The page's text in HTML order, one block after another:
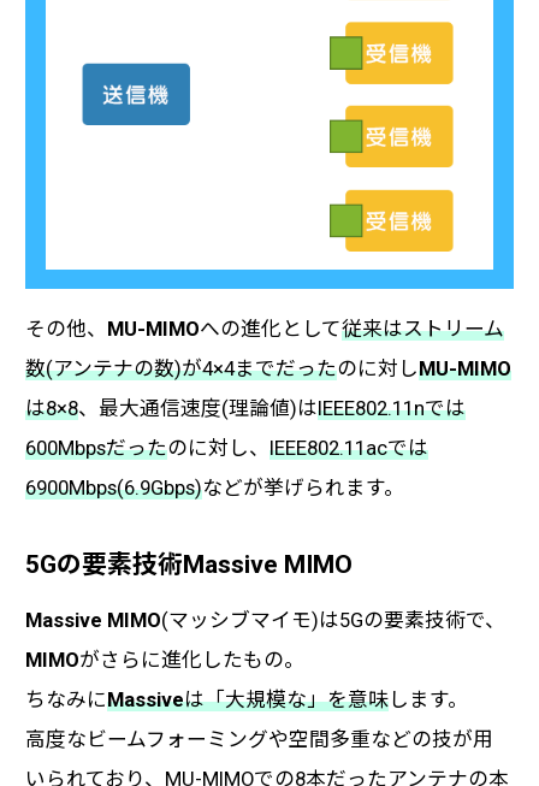
その他、 MU-MIMOへの進化として従来はストリーム
数(アンテナの数)が4×4までだったのに対しMU-MIMO
は8×8、最大通信速度(理論値)はIEEE802.11nでは
600Mbpsだったのに対し、IEEE802.11acでは
6900Mbps(6.9Gbps)などが挙げられます。
5Gの要素技術Massive MIMO
Massive MIMO(マッシブマイモ)は5Gの要素技術で、
MIMOがさらに進化したもの。
ちなみにMassiveは「大規模な」を意味 します。
高度なビームフォーミングや空間多重などの技が用
いられており、MU-MIMOでの8本だったアンテナの本